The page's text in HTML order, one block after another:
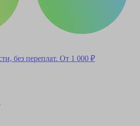
без переплат. От 1 000 ₽